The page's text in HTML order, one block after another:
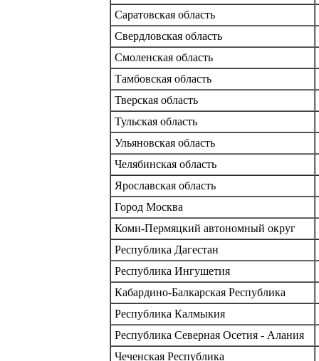
Саратовская область
Свердловская область
Смоленская область
Тамбовская область
Тверская область
Тульская область
Ульяновская область
Челябинская область
Ярославская область
Город Москва
Коми-Пермяцкий автономный округ
Республика Дагестан
Республика Ингушетия
Кабардино-Балкарская Республика
Республика Калмыкия
Республика Северная Осетия - Алания
Чеченская Республика